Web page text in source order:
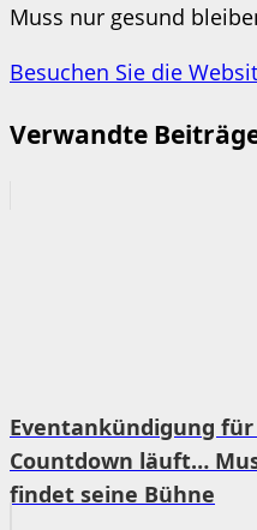
Muss nur gesund
Besuchen Sie die
Verwandte
Eventankündigung
Countdown läuft…
findet seine Bühne